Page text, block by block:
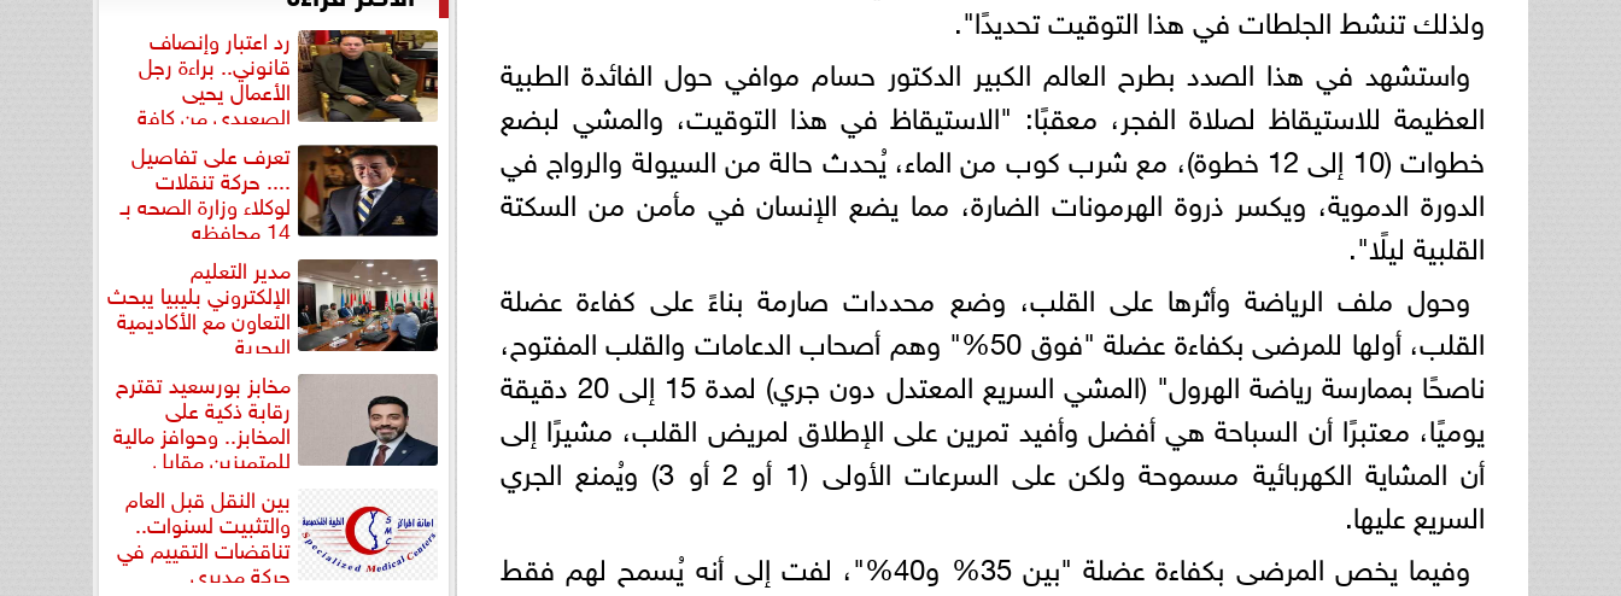
ولذلك تنشط الجلطات في هذا التوقيت تحديدًا".
واستشهد في هذا الصدد بطرح العالم الكبير الدكتور حسام موافي حول الفائدة الطبية
العظيمة للاستيقاظ لصلاة الفجر، معقبًا: "الاستيقاظ في هذا التوقيت، والمشي لبضع
خطوات (10 إلى 12 خطوة)، مع شرب كوب من الماء، يُحدث حالة من السيولة والرواج في
الدورة الدموية، ويكسر ذروة الهرمونات الضارة، مما يضع الإنسان في مأمن من السكتة
القلبية ليلًا".
وحول ملف الرياضة وأثرها على القلب، وضع محددات صارمة بناءً على كفاءة عضلة
القلب، أولها للمرضى بكفاءة عضلة "فوق 50%" وهم أصحاب الدعامات والقلب المفتوح،
ناصحًا بممارسة رياضة الهرول" (المشي السريع المعتدل دون جري) لمدة 15 إلى 20 دقيقة
يوميًا، معتبرًا أن السباحة هي أفضل وأفيد تمرين على الإطلاق لمريض القلب، مشيرًا إلى
أن المشاية الكهربائية مسموحة ولكن على السرعات الأولى (1 أو 2 أو 3) ويُمنع الجري
السريع عليها.
وفيما يخص المرضى بكفاءة عضلة "بين 35% و40%"، لفت إلى أنه يُسمح لهم فقط
رد اعتبار وإنصاف
قانوني.. براءة رجل
الأعمال يحيى
الصعيدي من كافة
التهم... تعرف على تفاصيل
.... حركة تنقلات
لوكلاء وزارة الصحه بـ
14 محافظه
مدير التعليم
الإلكتروني بليبيا يبحث
التعاون مع الأكاديمية
البحرية
مخابز بورسعيد تقترح
رقابة ذكية على
المخابز.. وحوافز مالية
للمتميزين مقابل
بين النقل قبل العام
والتثبيت لسنوات..
تناقضات التقييم في
حركة مديري